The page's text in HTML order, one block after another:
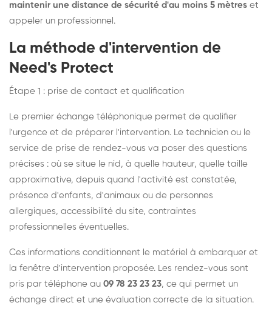
maintenir une distance de sécurité d'au moins 5 mètres et
appeler un professionnel.
La méthode d'intervention de
Need's Protect
Étape 1 : prise de contact et qualification
Le premier échange téléphonique permet de qualifier
l'urgence et de préparer l'intervention. Le technicien ou le
service de prise de rendez-vous va poser des questions
précises : où se situe le nid, à quelle hauteur, quelle taille
approximative, depuis quand l'activité est constatée,
présence d'enfants, d'animaux ou de personnes
allergiques, accessibilité du site, contraintes
professionnelles éventuelles.
Ces informations conditionnent le matériel à embarquer et
la fenêtre d'intervention proposée. Les rendez-vous sont
pris par téléphone au 09 78 23 23 23, ce qui permet un
échange direct et une évaluation correcte de la situation.